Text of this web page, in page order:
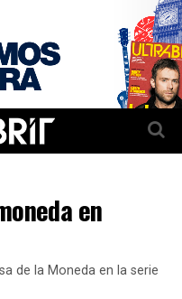
en
de la Moneda en la serie